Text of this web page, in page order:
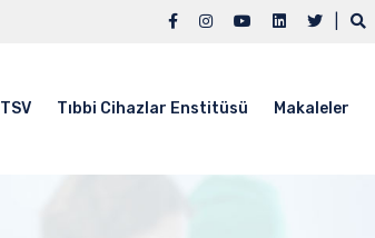
TSV Tıbbi Cihazlar Enstitüsü Makaleler